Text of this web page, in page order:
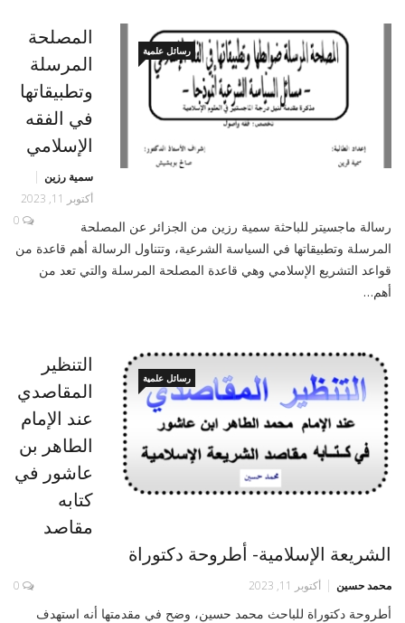
رسائل علمية
المصلحة
المرسلة
وتطبيقاتها
في الفقه
الإسلامي
سمية رزين
أكتوبر 11, 2023
0
رسالة ماجسيتر للباحثة سمية رزين من الجزائر عن المصلحة
المرسلة وتطبيقاتها في السياسة الشرعية، وتتناول الرسالة أهم قاعدة من
قواعد التشريع الإسلامي وهي قاعدة المصلحة المرسلة والتي تعد من
أهم…
رسائل علمية
التنظير
المقاصدي
عند الإمام
الطاهر بن
عاشور في
كتابه
مقاصد
الشريعة الإسلامية- أطروحة دكتوراة
محمد حسين أكتوبر 11, 2023 0
أطروحة دكتوراة للباحث محمد حسين، وضح في مقدمتها أنه استهدف